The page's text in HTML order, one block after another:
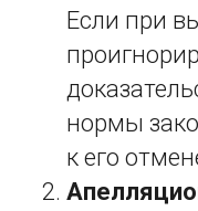
Если при
нормы
к его